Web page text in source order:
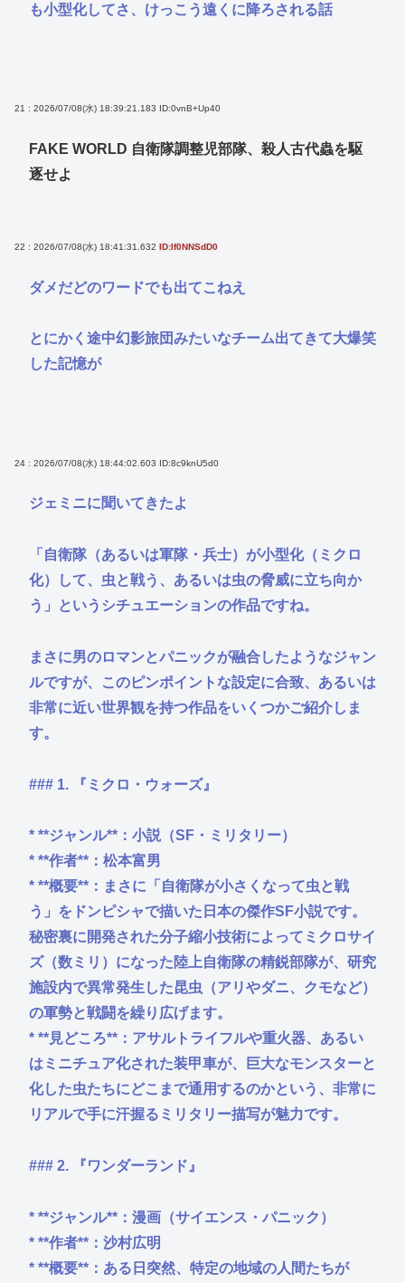
も小型化してさ、けっこう遠くに降ろされる話
21 : 2026/07/08(水) 18:39:21.183 ID:0vnB+Up40
FAKE WORLD 自衛隊調整児部隊、殺人古代蟲を駆
逐せよ
22 : 2026/07/08(水) 18:41:31.632 ID:If0NNSdD0
ダメだどのワードでも出てこねえ
とにかく途中幻影旅団みたいなチーム出てきて大爆笑
した記憶が
24 : 2026/07/08(水) 18:44:02.603 ID:8c9knU5d0
ジェミニに聞いてきたよ
「自衛隊（あるいは軍隊・兵士）が小型化（ミクロ
化）して、虫と戦う、あるいは虫の脅威に立ち向か
う」というシチュエーションの作品ですね。
まさに男のロマンとパニックが融合したようなジャン
ルですが、このピンポイントな設定に合致、あるいは
非常に近い世界観を持つ作品をいくつかご紹介しま
す。
### 1. 『ミクロ・ウォーズ』
* **ジャンル**：小説（SF・ミリタリー）
* **作者**：松本富男
* **概要**：まさに「自衛隊が小さくなって虫と戦
う」をドンピシャで描いた日本の傑作SF小説です。
秘密裏に開発された分子縮小技術によってミクロサイ
ズ（数ミリ）になった陸上自衛隊の精鋭部隊が、研究
施設内で異常発生した昆虫（アリやダニ、クモなど）
の軍勢と戦闘を繰り広げます。
* **見どころ**：アサルトライフルや重火器、あるい
はミニチュア化された装甲車が、巨大なモンスターと
化した虫たちにどこまで通用するのかという、非常に
リアルで手に汗握るミリタリー描写が魅力です。
### 2. 『ワンダーランド』
* **ジャンル**：漫画（サイエンス・パニック）
* **作者**：沙村広明
* **概要**：ある日突然、特定の地域の人間たちが